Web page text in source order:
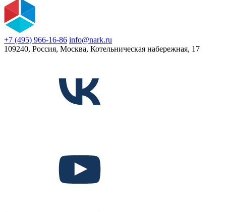
+7 (495) 966-16-86 info@nark.ru
109240, Россия, Москва, Котельническая набережная, 17